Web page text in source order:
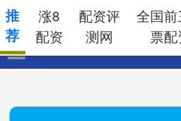
推
荐
涨8
配资
配资评
测网
全国
票配